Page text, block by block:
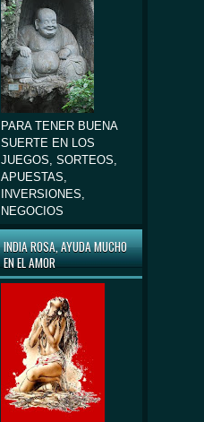
PARA TENER BUENA
SUERTE EN LOS
JUEGOS, SORTEOS,
APUESTAS,
INVERSIONES,
NEGOCIOS
INDIA ROSA, AYUDA MUCHO
EN EL AMOR